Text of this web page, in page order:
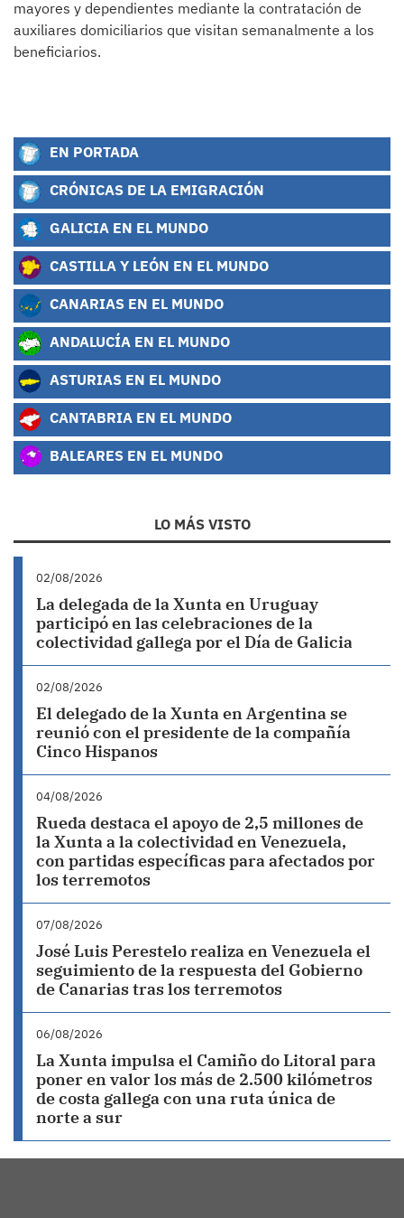
mayores y dependientes mediante la contratación de
auxiliares domiciliarios que visitan semanalmente a los
beneficiarios.
EN PORTADA
CRÓNICAS DE LA EMIGRACIÓN
GALICIA EN EL MUNDO
CASTILLA Y LEÓN EN EL MUNDO
CANARIAS EN EL MUNDO
ANDALUCÍA EN EL MUNDO
ASTURIAS EN EL MUNDO
CANTABRIA EN EL MUNDO
BALEARES EN EL MUNDO
LO MÁS VISTO
02/08/2026
La delegada de la Xunta en Uruguay
participó en las celebraciones de la
colectividad gallega por el Día de Galicia
02/08/2026
El delegado de la Xunta en Argentina se
reunió con el presidente de la compañía
Cinco Hispanos
04/08/2026
Rueda destaca el apoyo de 2,5 millones de
la Xunta a la colectividad en Venezuela,
con partidas específicas para afectados por
los terremotos
07/08/2026
José Luis Perestelo realiza en Venezuela el
seguimiento de la respuesta del Gobierno
de Canarias tras los terremotos
06/08/2026
La Xunta impulsa el Camiño do Litoral para
poner en valor los más de 2.500 kilómetros
de costa gallega con una ruta única de
norte a sur